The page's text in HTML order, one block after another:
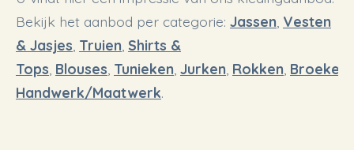
Bekijk het aanbod per categorie: Jassen Vesten
& Jasjes Truien Shirts &
Tops Blouses Tunieken Jurken Rokken Broeken
Handwerk/Maatwerk.